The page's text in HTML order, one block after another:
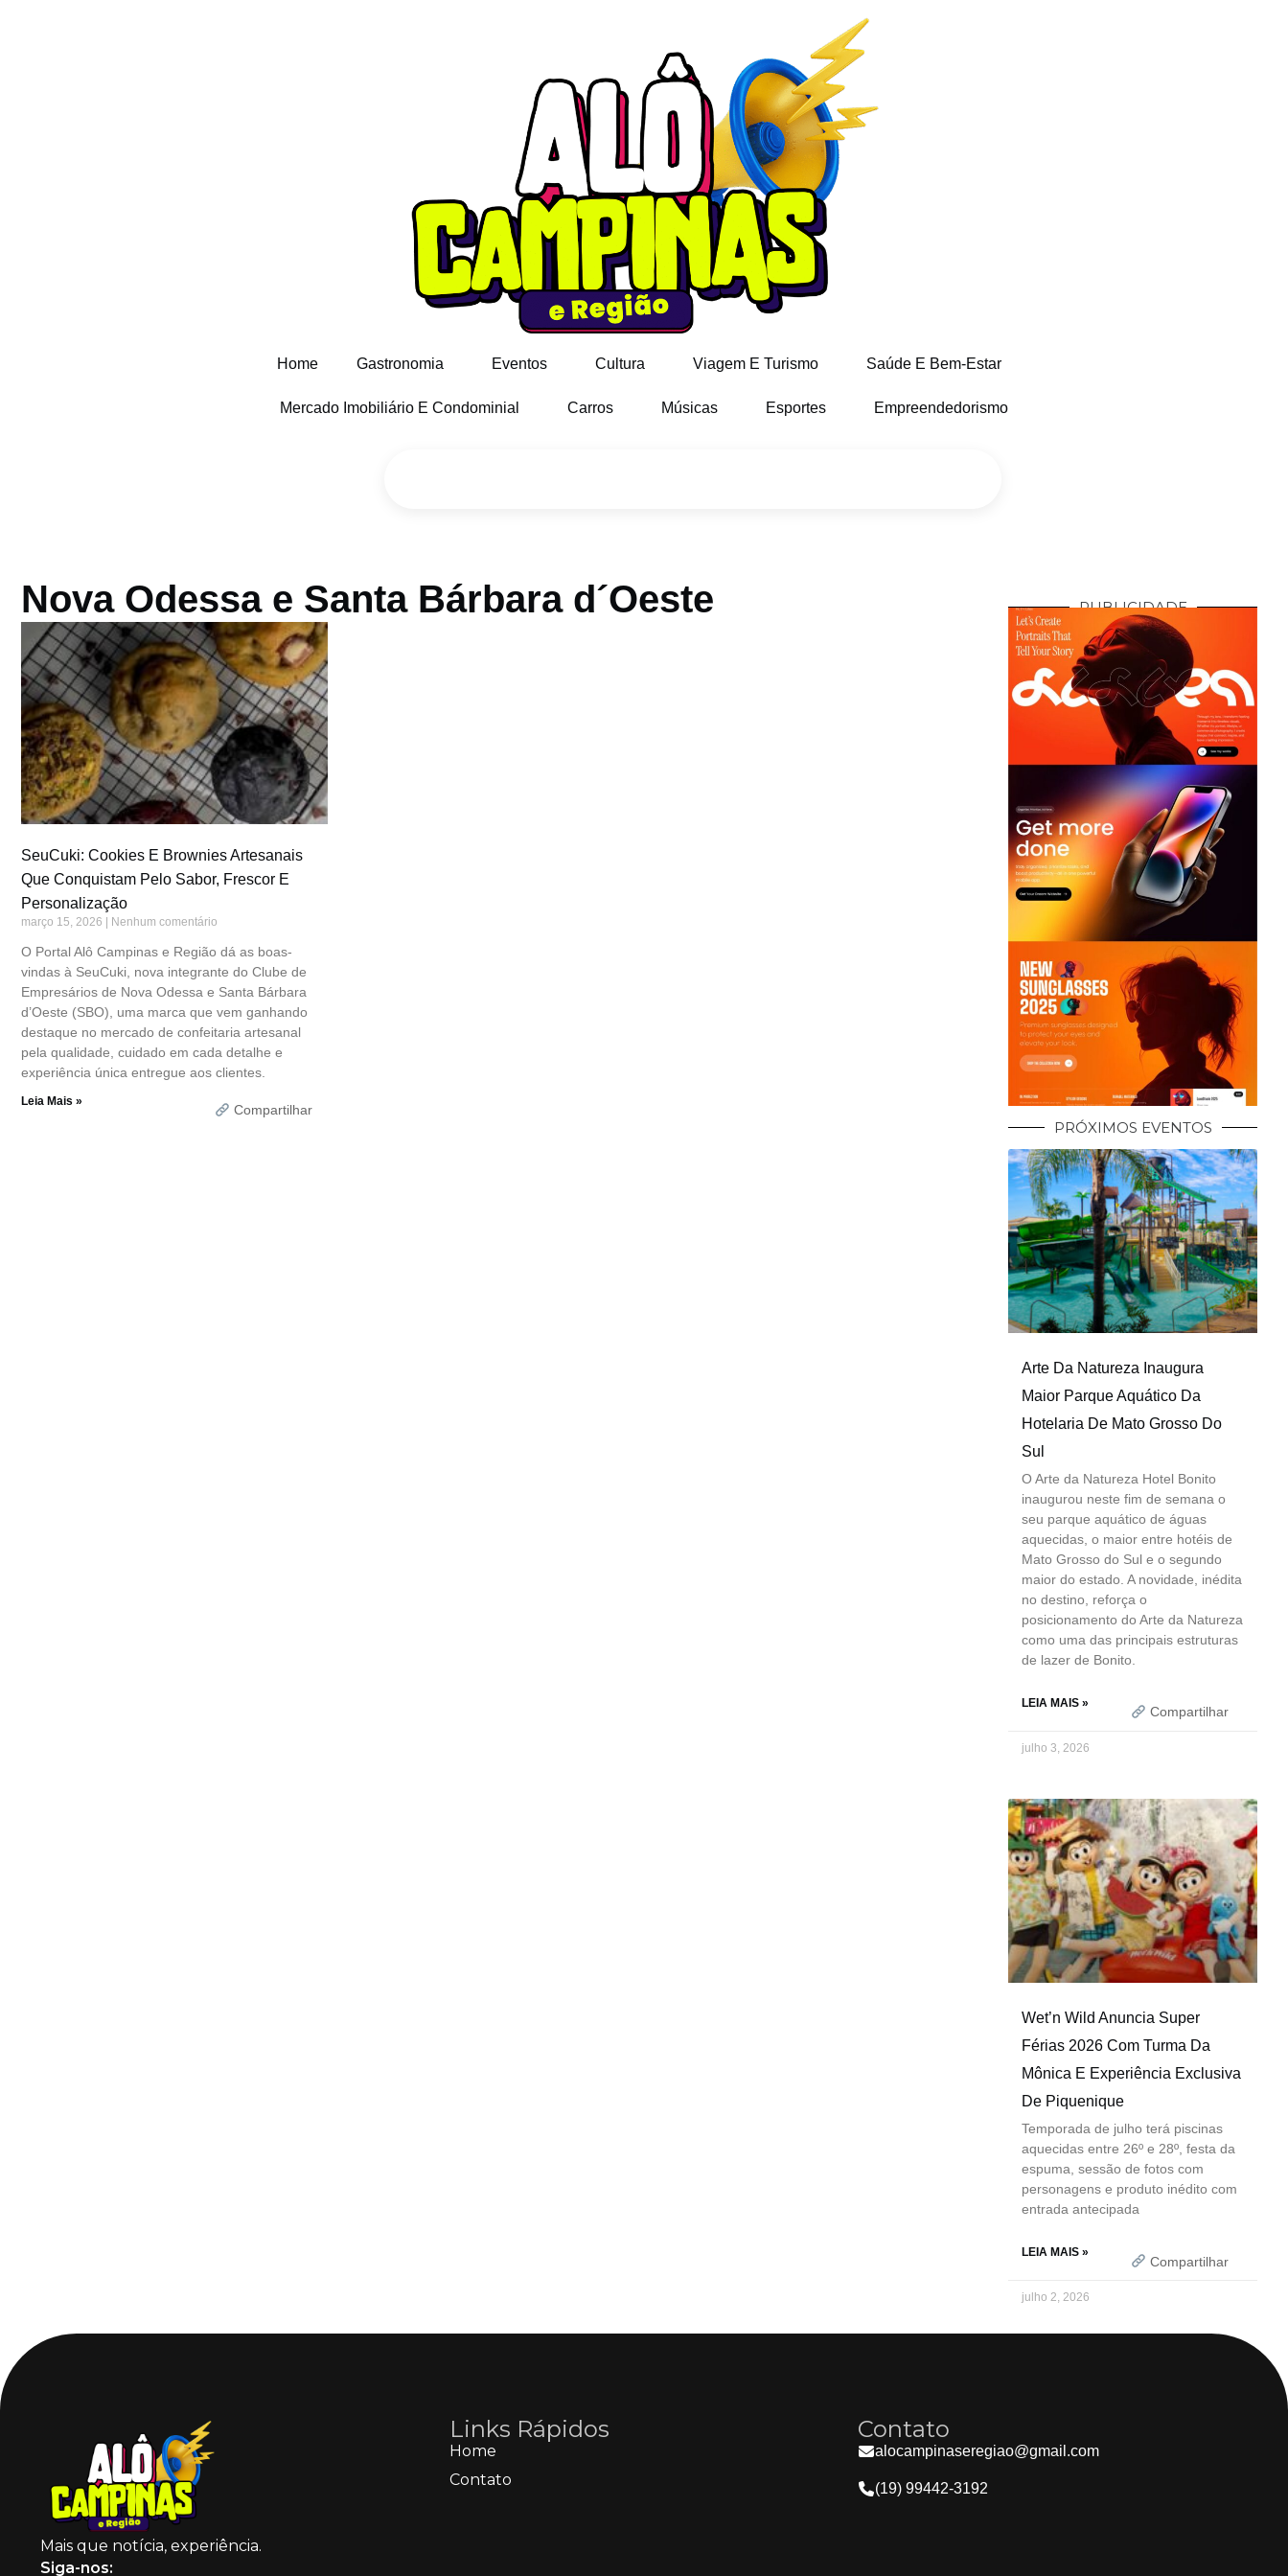
Home Gastronomia Eventos Cultura Viagem E Turismo Saúde E Bem-Estar
Mercado Imobiliário E Condominial Carros Músicas Esportes Empreendedorismo
Nova Odessa e Santa Bárbara d´Oeste
SeuCuki: Cookies E Brownies Artesanais
Que Conquistam Pelo Sabor, Frescor E
Personalização
março 15, 2026 Nenhum comentário
O Portal Alô Campinas e Região dá as boas-
vindas à SeuCuki, nova integrante do Clube de
Empresários de Nova Odessa e Santa Bárbara
d’Oeste (SBO), uma marca que vem ganhando
destaque no mercado de confeitaria artesanal
pela qualidade, cuidado em cada detalhe e
experiência única entregue aos clientes.
Leia Mais »
Compartilhar
PUBLICIDADE
PRÓXIMOS EVENTOS
Arte Da Natureza Inaugura
Maior Parque Aquático Da
Hotelaria De Mato Grosso Do
Sul
O Arte da Natureza Hotel Bonito
inaugurou neste fim de semana o
seu parque aquático de águas
aquecidas, o maior entre hotéis de
Mato Grosso do Sul e o segundo
maior do estado. A novidade, inédita
no destino, reforça o
posicionamento do Arte da Natureza
como uma das principais estruturas
de lazer de Bonito.
LEIA MAIS »
Compartilhar
julho 3, 2026
Wet’n Wild Anuncia Super
Férias 2026 Com Turma Da
Mônica E Experiência Exclusiva
De Piquenique
Temporada de julho terá piscinas
aquecidas entre 26º e 28º, festa da
espuma, sessão de fotos com
personagens e produto inédito com
entrada antecipada
LEIA MAIS »
Compartilhar
julho 2, 2026
Mais que notícia, experiência.
Siga-nos:
Links Rápidos
Home
Contato
Contato
alocampinaseregiao@gmail.com
(19) 99442-3192